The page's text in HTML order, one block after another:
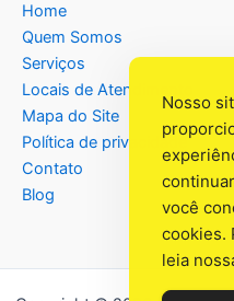
Home
Quem Somos
Serviços
Locais de Atendimento
Mapa do Site
Política de privacidade
Contato
Blog
Nosso
você
cookies.
leia